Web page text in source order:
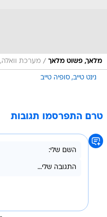
מלאך, פשוט מלאך / מערכת
נינט טייב סופיה טייב
טרם התפרסמו תגובות